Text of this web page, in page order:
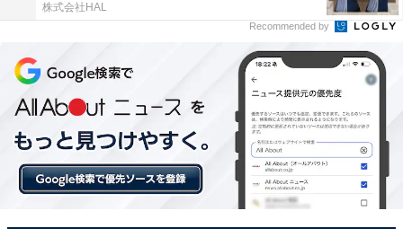
A post shared by GQ JAPAN (@gqjapan)
株式会社HAL
Recommended by